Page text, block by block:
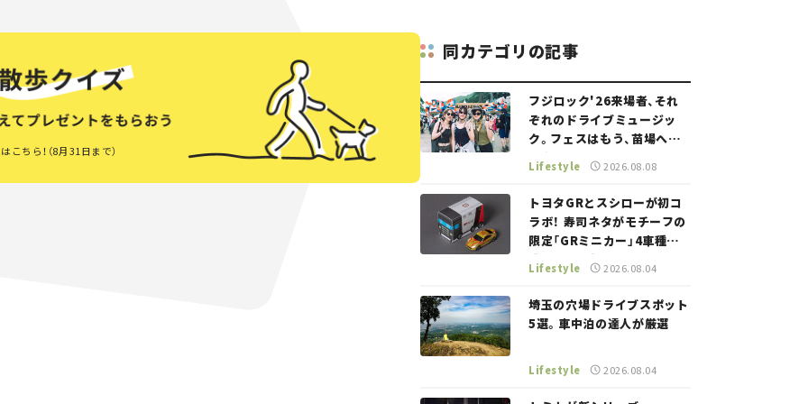
こちら！（8月31日まで）
同カテゴリの記事
フジロック'26来場者、それ
ぞれのドライブミュージッ
ク。フェスはもう、苗場への
道中から始まっていた。
Lifestyle 2026.08.08
トヨタGRとスシローが初コ
ラボ！ 寿司ネタがモチーフの
限定「GRミニカー」4車種が
登場。入手方法は？【クルマ
とホビー】
Lifestyle 2026.08.04
埼玉の穴場ドライブスポット
5選。車中泊の達人が厳選
Lifestyle 2026.08.04